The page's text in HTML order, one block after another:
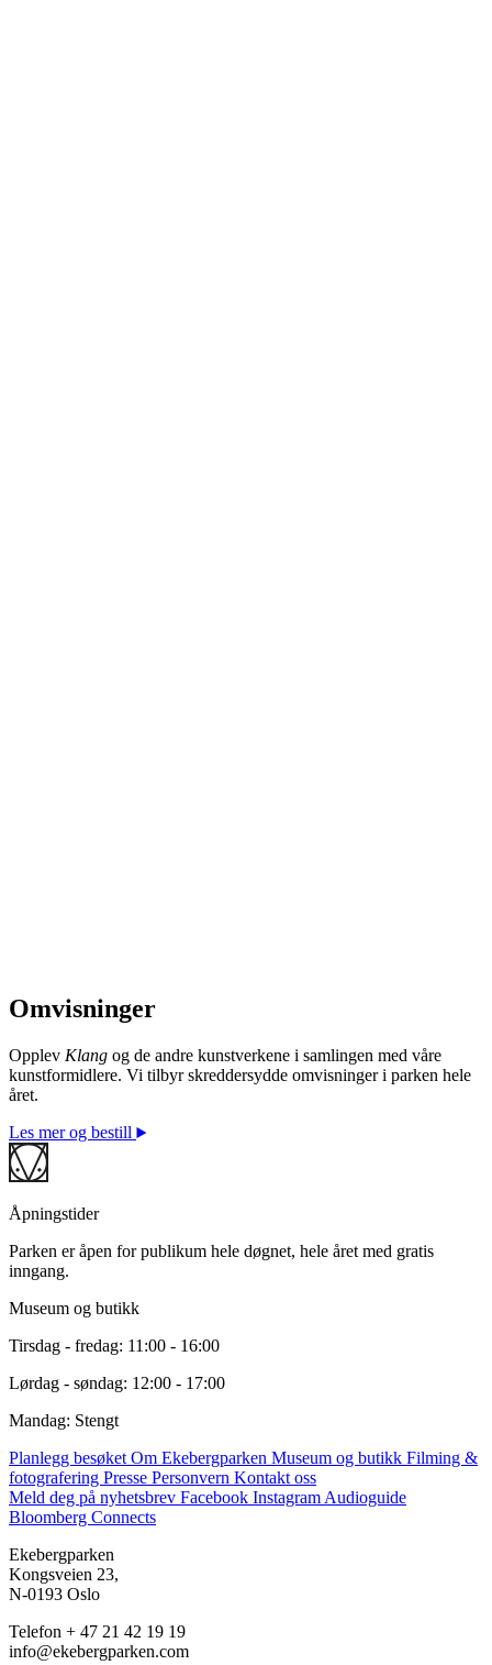
© Tony Oursler / BONO. Foto: © Ivar Kvaal
Omvisninger
Opplev Klang og de andre kunstverkene i samlingen med våre
kunstformidlere. Vi tilbyr skreddersydde omvisninger i parken hele
året.
Les mer og bestill
Åpningstider
Parken er åpen for publikum hele døgnet, hele året med gratis
inngang.
Museum og butikk
Tirsdag - fredag: 11:00 - 16:00
Lørdag - søndag: 12:00 - 17:00
Mandag: Stengt
Planlegg besøket Om Ekebergparken Museum og butikk Filming &
fotografering Presse Personvern Kontakt oss
Meld deg på nyhetsbrev Facebook Instagram Audioguide
Bloomberg Connects
Ekebergparken
Kongsveien 23,
N-0193 Oslo
Telefon + 47 21 42 19 19
info@ekebergparken.com